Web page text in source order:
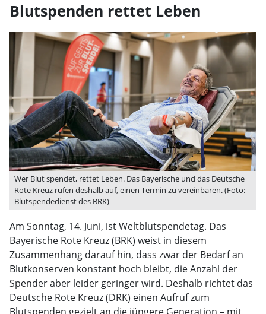
Blutspenden rettet Leben
Wer Blut spendet, rettet Leben. Das Bayerische und das Deutsche
Rote Kreuz rufen deshalb auf, einen Termin zu vereinbaren. (Foto:
Blutspendedienst des BRK)
Am Sonntag, 14. Juni, ist Weltblutspendetag. Das
Bayerische Rote Kreuz (BRK) weist in diesem
Zusammenhang darauf hin, dass zwar der Bedarf an
Blutkonserven konstant hoch bleibt, die Anzahl der
Spender aber leider geringer wird. Deshalb richtet das
Deutsche Rote Kreuz (DRK) einen Aufruf zum